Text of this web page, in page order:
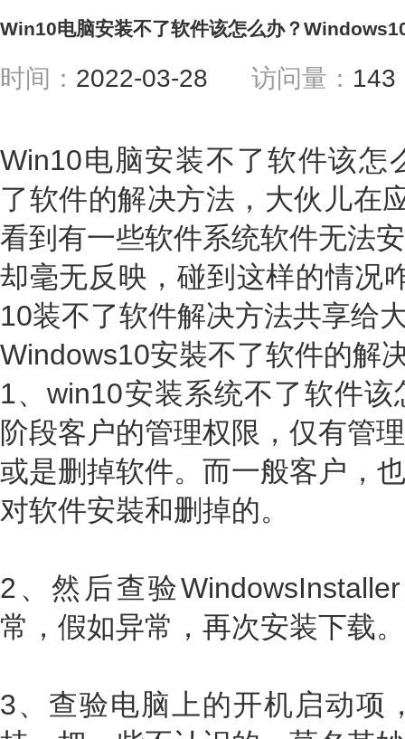
Win10电脑安装不了软件该怎么办？
时间： 2022-03-28 访问量：
Win10电脑安装不了软件该怎
了软件的解决方法，大伙儿在
看到有一些软件系统软件无法
却毫无反映，碰到这样的情况
10装不了软件解决方法共享给
Windows10安裝不了软件的解
1、win10安装系统不了软件
阶段客户的管理权限，仅有管
或是删掉软件。而一般客户，
对软件安裝和删掉的。
2、然后查验
常，假如异常，再次安装下载。
3、查验电脑上的开机启动项